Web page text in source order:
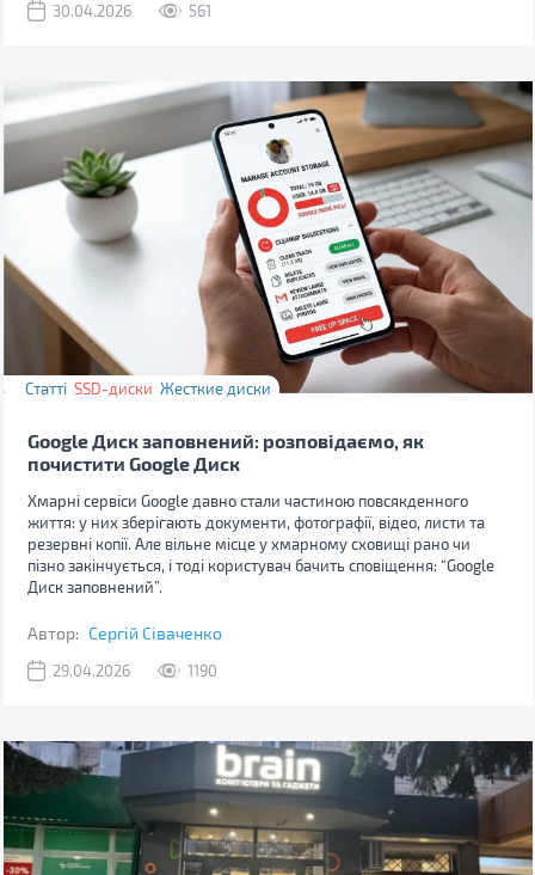
30.04.2026 561
Статті SSD-диски Жесткие диски
Google Диск заповнений: розповідаємо, як
почистити Google Диск
Хмарні сервіси Google давно стали частиною повсякденного
життя: у них зберігають документи, фотографії, відео, листи та
резервні копії. Але вільне місце у хмарному сховищі рано чи
пізно закінчується, і тоді користувач бачить сповіщення: “Google
Диск заповнений”.
Автор: Сергій Сіваченко
29.04.2026 1190